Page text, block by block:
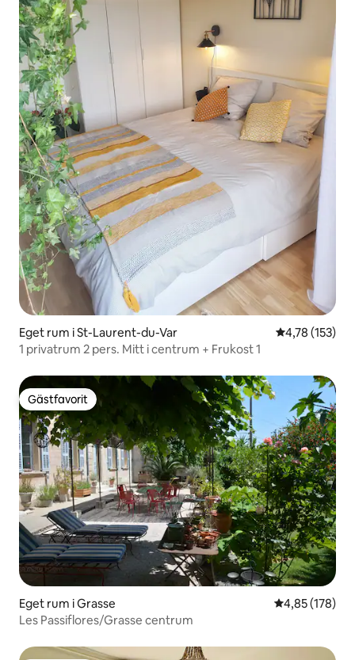
Eget rum i St-Laurent-du-Var 4,78 av 5 i
4,78 (153)
1 privatrum 2 pers. Mitt i centrum + Frukost 1
Gästfavorit
Gästfavorit
Eget rum i Grasse 4,85 av 5 i
4,85 (178)
Les Passiflores/Grasse centrum